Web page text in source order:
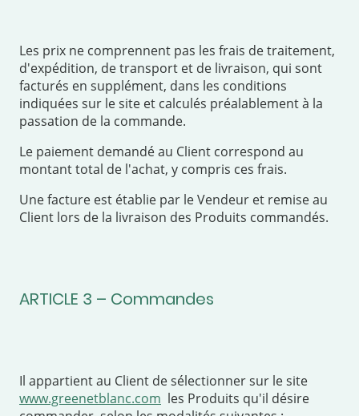
Les prix ne comprennent pas les frais de traitement,
d'expédition, de transport et de livraison, qui sont
facturés en supplément, dans les conditions
indiquées sur le site et calculés préalablement à la
passation de la commande.
Le paiement demandé au Client correspond au
montant total de l'achat, y compris ces frais.
Une facture est établie par le Vendeur et remise au
Client lors de la livraison des Produits commandés.
ARTICLE 3 – Commandes
Il appartient au Client de sélectionner sur le site
www.greenetblanc.com les Produits qu'il désire